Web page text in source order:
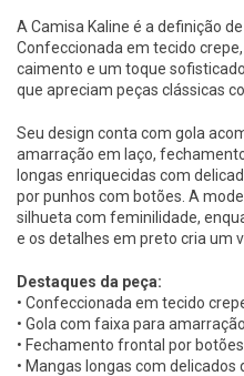
A Camisa Kaline é a definição
Confeccionada em tecido
caimento e um toque
que apreciam peças clássicas
Seu design conta com gola
amarração em laço,
longas enriquecidas com
por punhos com botões. A
silhueta com feminilidade,
e os detalhes em preto cria um
Destaques da peça:
• Confeccionada em tecido
• Gola com faixa para
• Fechamento frontal por botões
• Mangas longas com